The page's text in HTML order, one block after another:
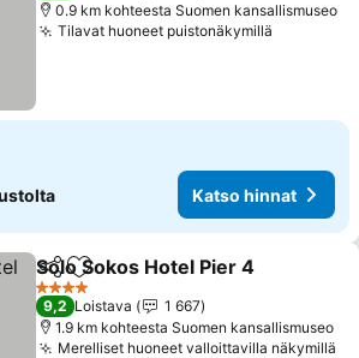
0.9 km kohteesta Suomen kansallismuseo
Tilavat huoneet puistonäkymillä
Katso hinnat
Jaa Lisää suosikkeihin
Solo Sokos Hotel Pier 4
4 Tähtiluokitus
9,2 Loistava
1 667
1.9 km kohteesta Suomen kansallismuseo
Merelliset huoneet valloittavilla näkymillä